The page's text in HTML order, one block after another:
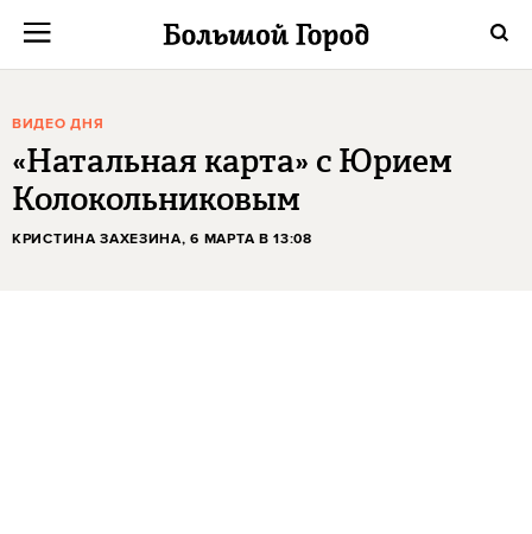
ВИДЕО ДНЯ
«Натальная карта» с Юрием
Колокольниковым
КРИСТИНА ЗАХЕЗИНА, 6 МАРТА В 13:08